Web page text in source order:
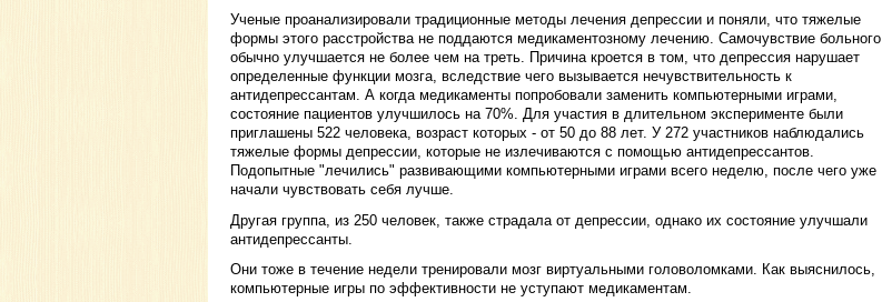
Ученые проанализировали традиционные методы лечения депрессии и поняли, что тяжелые
формы этого расстройства не поддаются медикаментозному лечению. Самочувствие больного
обычно улучшается не более чем на треть. Причина кроется в том, что депрессия нарушает
определенные функции мозга, вследствие чего вызывается нечувствительность к
антидепрессантам. А когда медикаменты попробовали заменить компьютерными играми,
состояние пациентов улучшилось на 70%. Для участия в длительном эксперименте были
приглашены 522 человека, возраст которых - от 50 до 88 лет. У 272 участников наблюдались
тяжелые формы депрессии, которые не излечиваются с помощью антидепрессантов.
Подопытные "лечились" развивающими компьютерными играми всего неделю, после чего уже
начали чувствовать себя лучше.
Другая группа, из 250 человек, также страдала от депрессии, однако их состояние улучшали
антидепрессанты.
Они тоже в течение недели тренировали мозг виртуальными головоломками. Как выяснилось,
компьютерные игры по эффективности не уступают медикаментам.